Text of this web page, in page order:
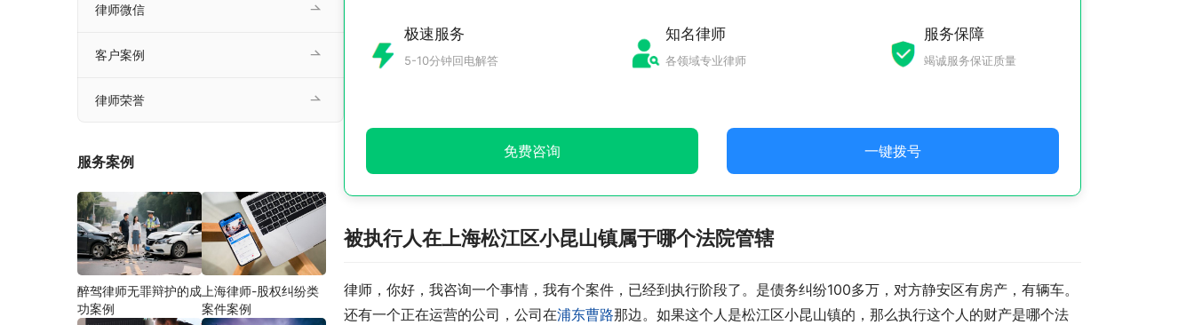
极速服务
5-10分钟回电解答
知名律师
各领域专业律师
服务保障
竭诚服务保证质量
免费咨询 一键拨号
被执行人在上海松江区小昆山镇属于哪个法院管辖
律师，你好，我咨询一个事情，我有个案件，已经到执行阶段了。是债务纠纷100多万，对方静安区有房产，有辆车。
还有一个正在运营的公司，公司在浦东曹路那边。如果这个人是松江区小昆山镇的，那么执行这个人的财产是哪个法
律师微信
客户案例
律师荣誉
服务案例
醉驾律师无罪辩护的成
功案例
上海律师-股权纠纷类
案件案例